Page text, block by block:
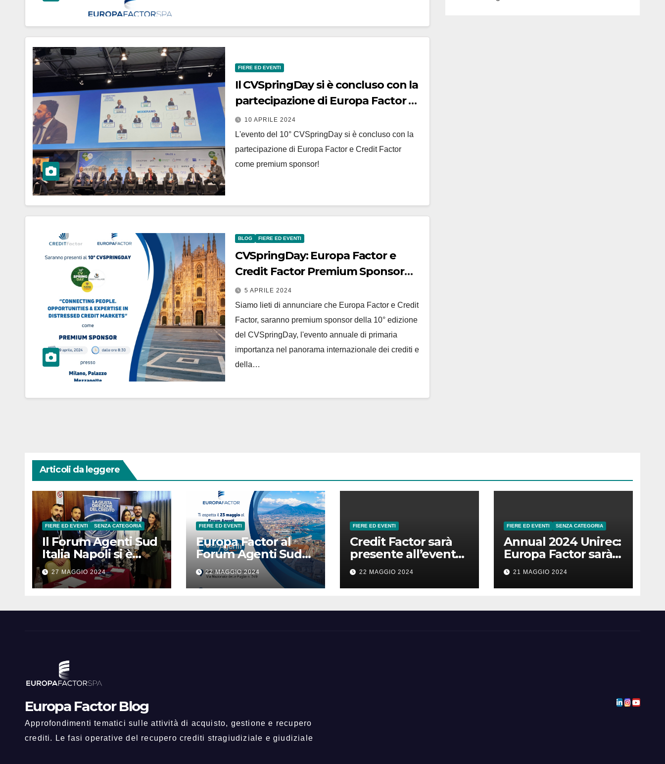
FIERE ED EVENTI
Il CVSpringDay si è concluso con la
partecipazione di Europa Factor e
Credit Factor come sponsor
10 APRILE 2024
L'evento del 10° CVSpringDay si è concluso con la
partecipazione di Europa Factor e Credit Factor
come premium sponsor!
BLOG FIERE ED EVENTI
CVSpringDay: Europa Factor e
Credit Factor Premium Sponsor
della 10° Edizione
5 APRILE 2024
Siamo lieti di annunciare che Europa Factor e Credit
Factor, saranno premium sponsor della 10° edizione
del CVSpringDay, l'evento annuale di primaria
importanza nel panorama internazionale dei crediti e
della…
Articoli da leggere
FIERE ED EVENTI SENZA CATEGORIA
Il Forum Agenti Sud
Italia Napoli si è
concluso con
successo!
27 MAGGIO 2024
FIERE ED EVENTI
Europa Factor al
Forum Agenti Sud
Italia Napoli!
22 MAGGIO 2024
FIERE ED EVENTI
Credit Factor sarà
presente all’evento
Annual 2024 Unirec!
22 MAGGIO 2024
FIERE ED EVENTI SENZA CATEGORIA
Annual 2024 Unirec:
Europa Factor sarà
presente all’evento!
21 MAGGIO 2024
Europa Factor Blog
Approfondimenti tematici sulle attività di acquisto, gestione e recupero
crediti. Le fasi operative del recupero crediti stragiudiziale e giudiziale